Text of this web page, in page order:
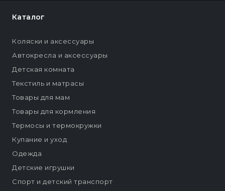
Каталог
Коляски и аксессуары
Автокресла и аксессуары
Детская комната
Текстиль и матрасы
Товары для мам
Товары для кормления
Термосы и термокружки
Купание и уход
Одежда
Детские игрушки
Спорт и детский транспорт